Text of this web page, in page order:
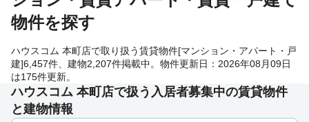
物件を探す
ハウスコム 本町店で取り扱う賃貸物件[マンション・アパート・戸
建]6,457件、建物2,207件掲載中。物件更新日：2026年08月09日
は175件更新。
ハウスコム 本町店で扱う入居者募集中の賃貸物件
と建物情報